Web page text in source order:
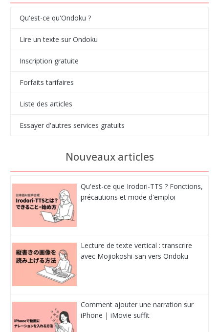
Qu'est-ce qu'Ondoku ?
Lire un texte sur Ondoku
Inscription gratuite
Forfaits tarifaires
Liste des articles
Essayer d'autres services gratuits
Nouveaux articles
Qu'est-ce que Irodori-TTS ? Fonctions,
précautions et mode d'emploi
Lecture de texte vertical : transcrire
avec Mojiokoshi-san vers Ondoku
Comment ajouter une narration sur
iPhone | iMovie suffit